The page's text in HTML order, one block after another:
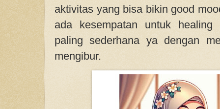
aktivitas yang bisa bikin good
ada kesempatan untuk healing
paling sederhana ya dengan
mengibur.